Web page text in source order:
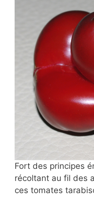
Fort des principes
récoltant au fil des
ces tomates